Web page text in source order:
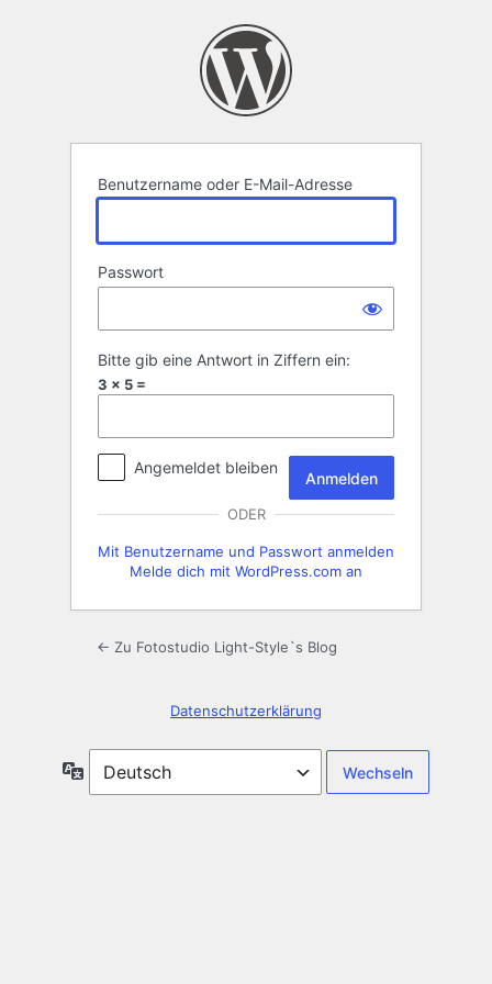
Benutzername oder E-Mail-Adresse
Passwort
Bitte gib eine Antwort in Ziffern ein:
3 × 5 =
Angemeldet bleiben
ODER
Mit Benutzername und Passwort anmelden
Melde dich mit WordPress.com an
← Zu Fotostudio Light-Style`s Blog
Datenschutzerklärung
Sprache